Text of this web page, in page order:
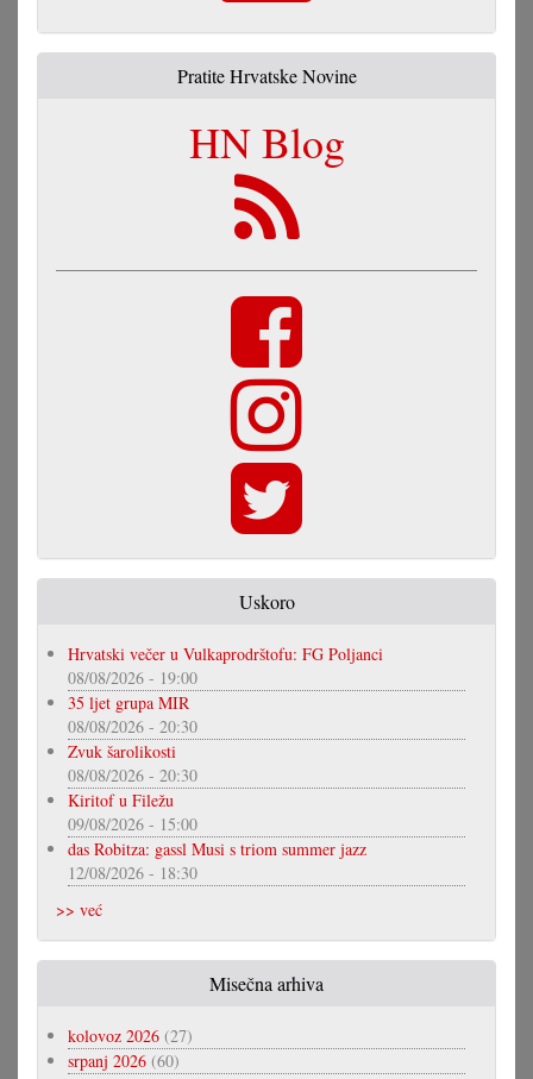
Pratite Hrvatske Novine
HN Blog
Uskoro
Hrvatski večer u Vulkaprodrštofu: FG Poljanci
08/08/2026 - 19:00
35 ljet grupa MIR
08/08/2026 - 20:30
Zvuk šarolikosti
08/08/2026 - 20:30
Kiritof u Filežu
09/08/2026 - 15:00
das Robitza: gassl Musi s triom summer jazz
12/08/2026 - 18:30
>> već
Misečna arhiva
kolovoz 2026 (27)
srpanj 2026 (60)